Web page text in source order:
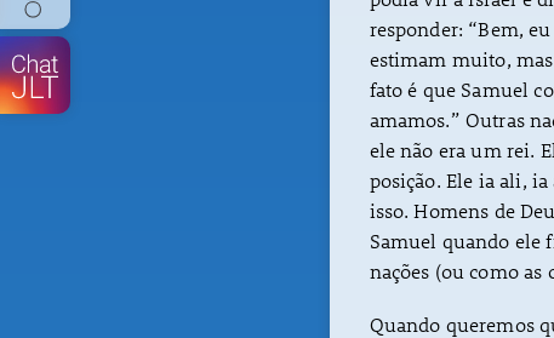
responder: “Bem,
estimam muito,
fato é que Samuel
amamos.” Outras
ele não era um rei.
posição. Ele ia ali,
isso. Homens de
Samuel quando ele
nações (ou como as
Quando queremos